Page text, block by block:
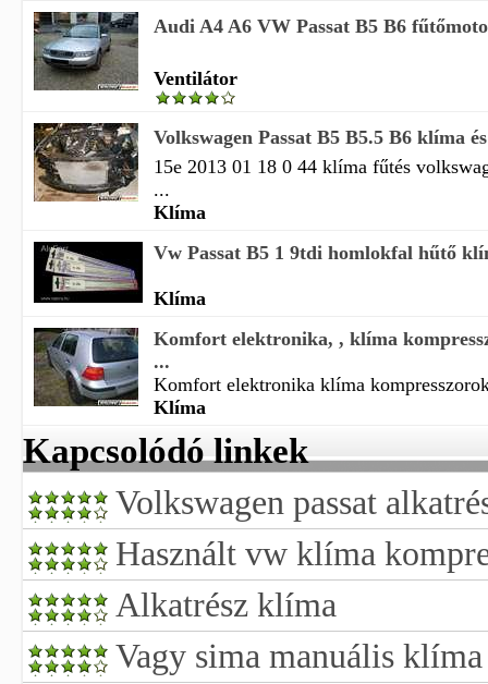
Audi A4 A6 VW Passat B5 B6
Ventilátor
Volkswagen Passat B5 B5.5 B6 klíma
15e 2013 01 18 0 44 klíma fűtés
...
Klíma
Vw Passat B5 1 9tdi homlokfal hűtő
Klíma
Komfort elektronika, , klíma
...
Komfort elektronika klíma
Klíma
Kapcsolódó linkek
Volkswagen passat
Használt vw klíma
Alkatrész klíma
Vagy sima manuális klíma